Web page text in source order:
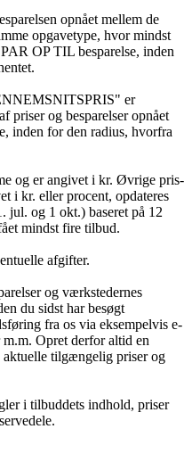
opnået mellem de
opgavetype, hvor mindst
OP TIL besparelse, inden
er
priser og besparelser opnået
inden for den radius, hvorfra
og er angivet i kr. Øvrige pris-
i kr. eller procent, opdateres
jul. og 1 okt.) baseret på 12
mindst fire tilbud.
afgifter.
og værkstedernes
du sidst har besøgt
fra os via eksempelvis e-
Opret derfor altid en
aktuelle tilgængelig priser og
i tilbuddets indhold, priser